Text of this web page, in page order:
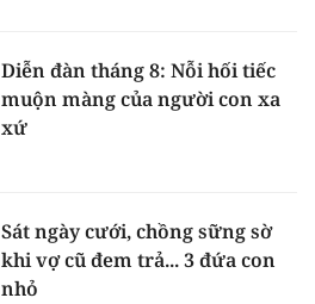
Diễn đàn tháng 8: Nỗi hối tiếc
muộn màng của người con xa
xứ
Sát ngày cưới, chồng sững sờ
khi vợ cũ đem trả... 3 đứa con
nhỏ